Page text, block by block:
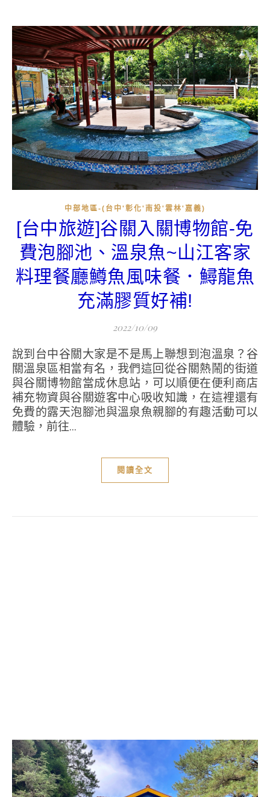
中部地區-(台中'彰化'南投'雲林'嘉義)
[台中旅遊]谷關入關博物館-免
費泡腳池、溫泉魚~山江客家
料理餐廳鱒魚風味餐．鱘龍魚
充滿膠質好補!
2022/10/09
說到台中谷關大家是不是馬上聯想到泡溫泉？谷
關溫泉區相當有名，我們這回從谷關熱鬧的街道
與谷關博物館當成休息站，可以順便在便利商店
補充物資與谷關遊客中心吸收知識，在這裡還有
免費的露天泡腳池與溫泉魚親腳的有趣活動可以
體驗，前往...
閱讀全文